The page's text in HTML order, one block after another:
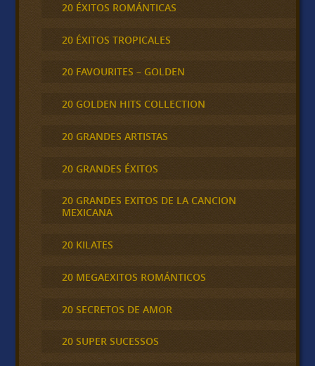
20 ÉXITOS ROMÁNTICAS
20 ÉXITOS TROPICALES
20 FAVOURITES – GOLDEN
20 GOLDEN HITS COLLECTION
20 GRANDES ARTISTAS
20 GRANDES ÉXITOS
20 GRANDES EXITOS DE LA CANCION
MEXICANA
20 KILATES
20 MEGAEXITOS ROMÁNTICOS
20 SECRETOS DE AMOR
20 SUPER SUCESSOS